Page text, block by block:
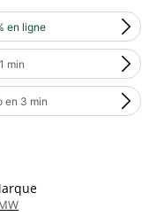
en ligne
min
en 3 min